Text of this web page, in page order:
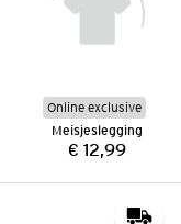
Online exclusive
Meisjeslegging
Prijs:
€ 12,99